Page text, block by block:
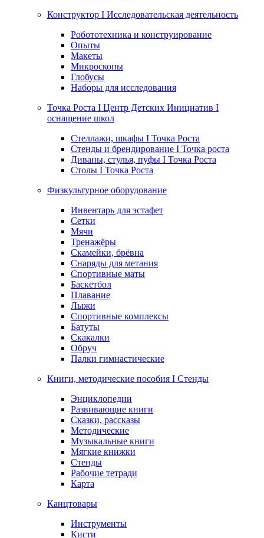
Конструктор I Исследовательская деятельность
Робототехника и конструирование
Опыты
Макеты
Микроскопы
Глобусы
Наборы для исследования
Точка Роста I Центр Детских Инициатив I
оснащение школ
Стеллажи, шкафы I Точка Роста
Стенды и брендирование I Точка роста
Диваны, стулья, пуфы I Точка Роста
Столы I Точка Роста
Физкультурное оборудование
Инвентарь для эстафет
Сетки
Мячи
Тренажёры
Скамейки, брёвна
Снаряды для метания
Спортивные маты
Баскетбол
Плавание
Лыжи
Спортивные комплексы
Батуты
Скакалки
Обруч
Палки гимнастические
Книги, методические пособия I Стенды
Энциклопедии
Развивающие книги
Сказки, рассказы
Методические
Музыкальные книги
Мягкие книжки
Стенды
Рабочие тетради
Карта
Канцтовары
Инструменты
Кисти